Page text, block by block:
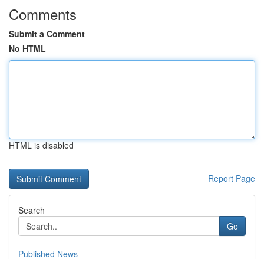
Comments
Submit a Comment
No HTML
HTML is disabled
Report Page
Search
Go
Published News